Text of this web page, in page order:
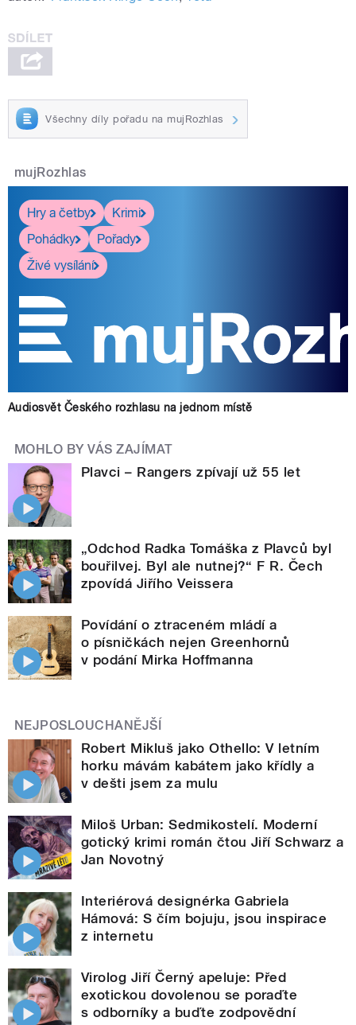
Všechny díly pořadu na mujRozhlas
mujRozhlas
Hry a četby
Krimi
Pohádky
Pořady
Živé vysílání
Audiosvět Českého rozhlasu na jednom místě
MOHLO BY VÁS ZAJÍMAT
Plavci – Rangers zpívají už 55 let
„Odchod Radka Tomáška z Plavců byl
bouřilvej. Byl ale nutnej?“ F R. Čech
zpovídá Jiřího Veissera
Povídání o ztraceném mládí a
o písničkách nejen Greenhornů
v podání Mirka Hoffmanna
NEJPOSLOUCHANĚJŠÍ
Robert Mikluš jako Othello: V letním
horku mávám kabátem jako křídly a
v dešti jsem za mulu
Miloš Urban: Sedmikostelí. Moderní
gotický krimi román čtou Jiří Schwarz a
Jan Novotný
Interiérová designérka Gabriela
Hámová: S čím bojuju, jsou inspirace
z internetu
Virolog Jiří Černý apeluje: Před
exotickou dovolenou se poraďte
s odborníky a buďte zodpovědní